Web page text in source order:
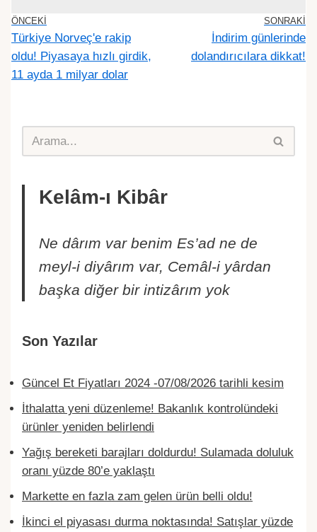
ÖNCEKI
Türkiye Norveç'e rakip
oldu! Piyasaya hızlı girdik,
11 ayda 1 milyar dolar
SONRAKI
İndirim günlerinde
dolandırıcılara dikkat!
Kelâm-ı Kibâr
Ne dârım var benim Es’ad ne de
meyl-i diyârım var, Cemâl-i yârdan
başka diğer bir intizârım yok
Son Yazılar
Güncel Et Fiyatları 2024 -07/08/2026 tarihli kesim
İthalatta yeni düzenleme! Bakanlık kontrolündeki
ürünler yeniden belirlendi
Yağış bereketi barajları doldurdu! Sulamada doluluk
oranı yüzde 80’e yaklaştı
Markette en fazla zam gelen ürün belli oldu!
İkinci el piyasası durma noktasında! Satışlar yüzde